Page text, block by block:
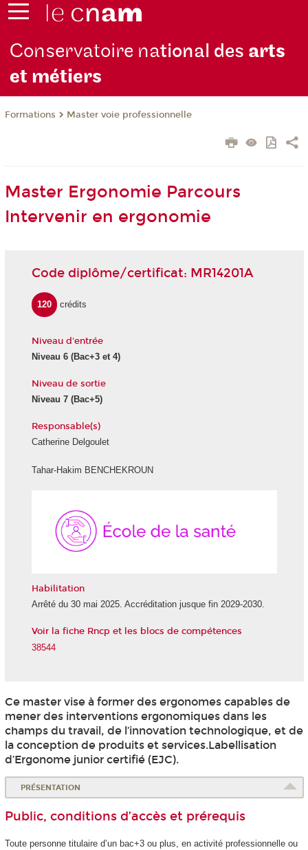
Conservatoire national des arts
et métiers
Formations Master voie professionnelle
Master Ergonomie Parcours
Intervenir en ergonomie
Code diplôme/certificat: MR14201A
120 crédits
Niveau d'entrée
Niveau 6 (Bac+3 et 4)
Niveau de sortie
Niveau 7 (Bac+5)
Responsable(s)
Catherine Delgoulet
Tahar-Hakim BENCHEKROUN
Habilitation
Arrêté du 30 mai 2025. Accréditation jusque fin 2029-2030.
Voir la fiche Rncp et les blocs de compétences
38544
Ce master vise à former des ergonomes capables de
mener des interventions ergonomiques dans les
champs du travail, de l’innovation technologique, et de
la conception de produits et services.Labellisation
d’Ergonome junior certifié (EJC).
PRÉSENTATION
Public, conditions d’accès et prérequis
Toute personne titulaire d’un bac+3 ou plus, en activité professionnelle ou